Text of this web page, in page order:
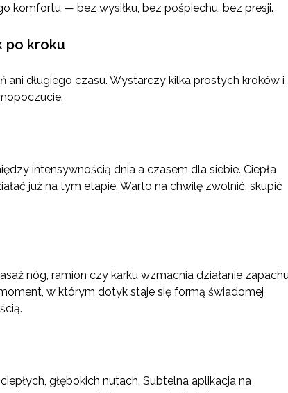
komfortu — bez wysiłku, bez pośpiechu, bez presji.
po kroku
długiego czasu. Wystarczy kilka prostych kroków i
intensywnością dnia a czasem dla siebie. Ciepła
już na tym etapie. Warto na chwilę zwolnić, skupić
nóg, ramion czy karku wzmacnia działanie zapachu
w którym dotyk staje się formą świadomej
głębokich nutach. Subtelna aplikacja na